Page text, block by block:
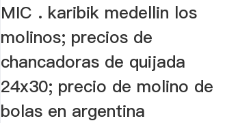
MIC . karibik medellin los
molinos; precios de
chancadoras de quijada
24x30; precio de molino de
bolas en argentina